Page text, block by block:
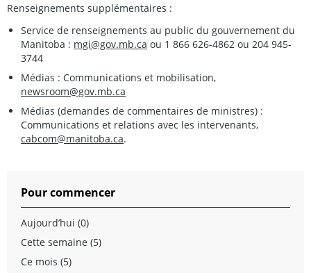
Renseignements supplémentaires :
Service de renseignements au public du gouvernement du
Manitoba : mgi@gov.mb.ca ou 1 866 626-4862 ou 204 945-
3744
Médias : Communications et mobilisation,
newsroom@gov.mb.ca
Médias (demandes de commentaires de ministres) :
Communications et relations avec les intervenants,
cabcom@manitoba.ca.
Pour commencer
Aujourd’hui (0)
Cette semaine (5)
Ce mois (5)